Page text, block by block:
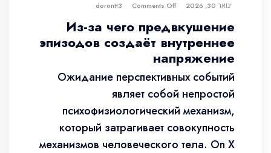
ינואר 30, 2026 dorontt3
Comments Off
Из-за чего предвкушение
эпизодов создаёт внутреннее
напряжение
Ожидание перспективных событий
являет собой непростой
психофизиологический механизм,
который затрагивает совокупность
механизмов человеческого тела. On X